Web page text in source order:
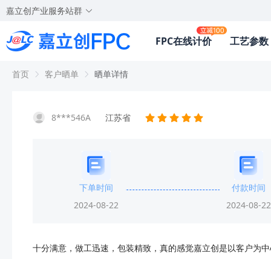
嘉立创产业服务站群
FPC在线计价 工艺参数
首页 客户晒单 晒单详情
8***546A 江苏省
下单时间
2024-08-22
付款时间
2024-08-22
十分满意，做工迅速，包装精致，真的感觉嘉立创是以客户为